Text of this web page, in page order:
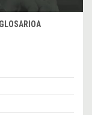
GLOSARIOA